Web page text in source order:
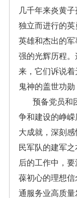
几千年来炎黄
独立而进行的
英雄和杰出的军
强的光辉历程
来，它们诉说
鬼神的盖世功勋
预备党员和团
争和建设的峥
大成就，深刻
民军队的建军
后的工作中，
葆初心的理想
通服务业高质量